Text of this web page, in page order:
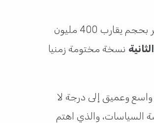
مشيرًا إلى أن المدونة عدد كلماتها وصل إلى ما يقارب من 600 مليون كلمة، مدعومة بمدوّنة حديثة ملحقة وفق نفس المعايير بحجم يقارب 400 مليون
نسخة مختومة زمنيا
واسع وعميق إلى درجة لا
السياسات، والذي اهتم